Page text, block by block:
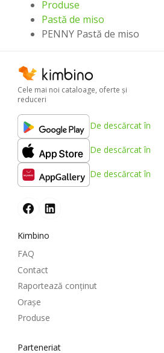
Produse
Pastă de miso
PENNY Pastă de miso
Cele mai noi cataloage, oferte şi
reduceri
De descărcat în
De descărcat în
De descărcat în
Kimbino
FAQ
Contact
Raportează conținut
Oraşe
Produse
Parteneriat